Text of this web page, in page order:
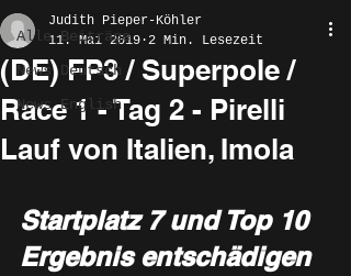
Alle Beiträge
News Deutsch
News English
(DE) FP3 / Superpole /
Race 1 - Tag 2 - Pirelli
Lauf von Italien, Imola
Judith Pieper-Köhler
11. Mai 2019 2 Min. Lesezeit
Startplatz 7 und Top 10
Ergebnis entschädigen